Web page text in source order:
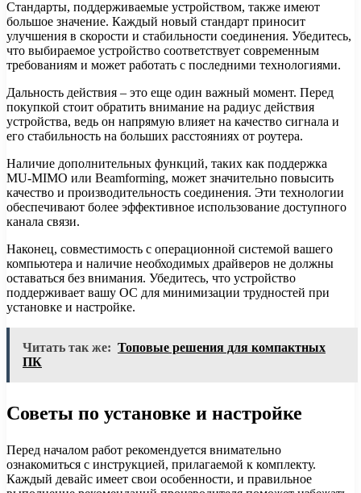
Стандарты, поддерживаемые устройством, также имеют
большое значение. Каждый новый стандарт приносит
улучшения в скорости и стабильности соединения. Убедитесь,
что выбираемое устройство соответствует современным
требованиям и может работать с последними технологиями.
Дальность действия – это еще один важный момент. Перед
покупкой стоит обратить внимание на радиус действия
устройства, ведь он напрямую влияет на качество сигнала и
его стабильность на больших расстояниях от роутера.
Наличие дополнительных функций, таких как поддержка
MU-MIMO или Beamforming, может значительно повысить
качество и производительность соединения. Эти технологии
обеспечивают более эффективное использование доступного
канала связи.
Наконец, совместимость с операционной системой вашего
компьютера и наличие необходимых драйверов не должны
оставаться без внимания. Убедитесь, что устройство
поддерживает вашу ОС для минимизации трудностей при
установке и настройке.
Читать так же: Топовые решения для компактных
ПК
Советы по установке и настройке
Перед началом работ рекомендуется внимательно
ознакомиться с инструкцией, прилагаемой к комплекту.
Каждый девайс имеет свои особенности, и правильное